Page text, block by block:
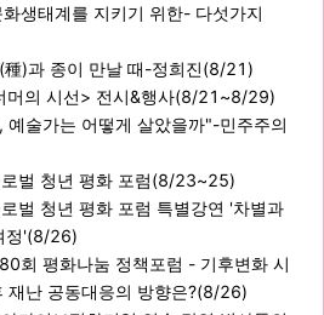
생태계를 지키기 위한- 다섯가지
種)과 종이 만날 때-정희진(8/21)
머의 시선> 전시&행사(8/21~8/29)
술가는 어떻게 살았을까"-민주주의
벌 청년 평화 포럼(8/23~25)
벌 청년 평화 포럼 특별강연 '차별과
정'(8/26)
회 평화나눔 정책포럼 - 기후변화 시
난 공동대응의 방향은?(8/26)